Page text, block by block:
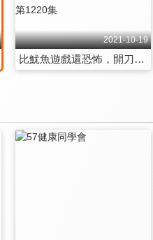
2021-10-19
比魷魚遊戲還恐怖，開刀房場景震撼公開！！ 第1220集